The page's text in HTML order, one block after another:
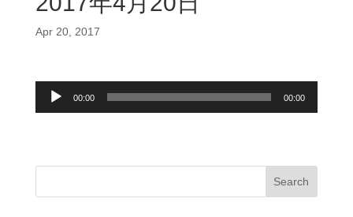
Apr 20, 2017
Audio
00:00 00:00